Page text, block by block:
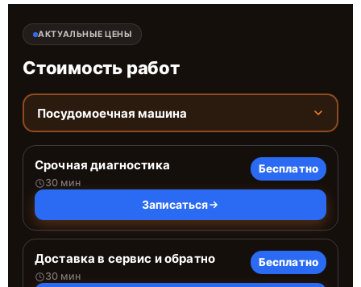
АКТУАЛЬНЫЕ ЦЕНЫ
Стоимость работ
Посудомоечная машина
Срочная диагностика
30 мин
Бесплатно
Записаться
Доставка в сервис и обратно
30 мин
Бесплатно